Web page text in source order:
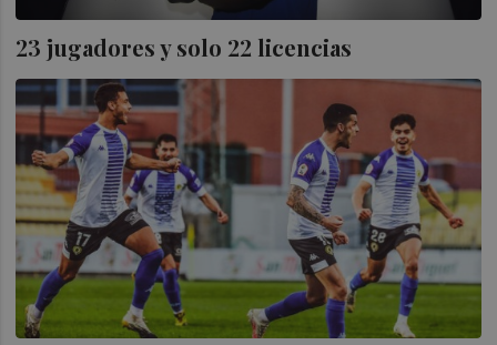
23 jugadores y solo 22 licencias